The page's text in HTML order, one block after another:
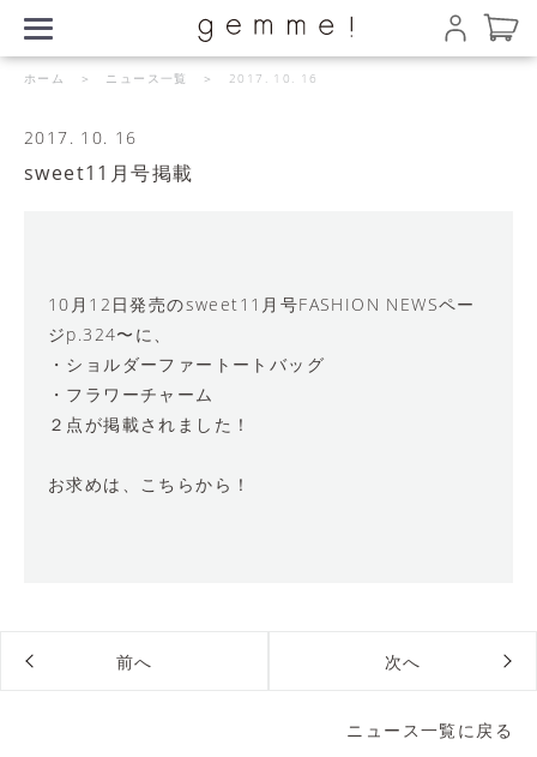
ホーム ＞ ニュース一覧 ＞ 2017. 10. 16
2017. 10. 16
sweet11月号掲載
10月12日発売のsweet11月号FASHION NEWSペー
ジp.324〜に、
・ショルダーファートートバッグ
・フラワーチャーム
２点が掲載されました！
お求めは、こちらから！
前へ 次へ
ニュース一覧に戻る